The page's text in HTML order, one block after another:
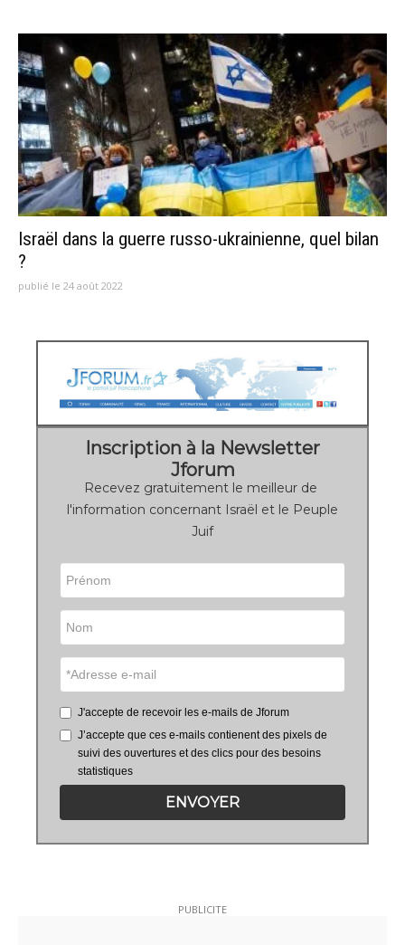
Israël dans la guerre russo-ukrainienne, quel bilan
?
publié le 24 août 2022
Inscription à la Newsletter
Jforum
Recevez gratuitement le meilleur de
l'information concernant Israël et le Peuple
Juif
J'accepte de recevoir les e-mails de Jforum
J’accepte que ces e-mails contienent des pixels de
suivi des ouvertures et des clics pour des besoins
statistiques
ENVOYER